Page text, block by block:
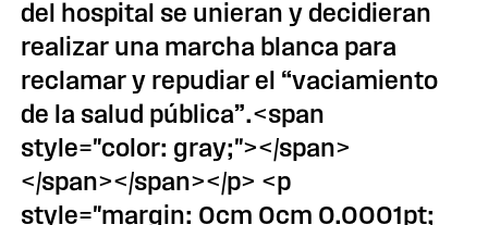
del hospital se unieran y decidieran
realizar una marcha blanca para
reclamar y repudiar el “vaciamiento
de la salud pública”.<span
style="color: gray;"></span>
</span></span></p> <p
style="margin: 0cm 0cm 0.0001pt;